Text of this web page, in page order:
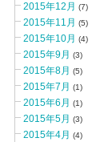
2015年12月 (7)
2015年11月 (5)
2015年10月 (4)
2015年9月 (3)
2015年8月 (5)
2015年7月 (1)
2015年6月 (1)
2015年5月 (3)
2015年4月 (4)